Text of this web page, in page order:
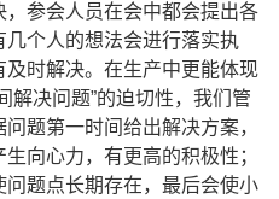
参会人员在会中都会提出各
个人的想法会进行落实执
时解决。在生产中更能体现
解决问题”的迫切性，我们管
题第一时间给出解决方案，
向心力，有更高的积极性；
题点长期存在，最后会使小